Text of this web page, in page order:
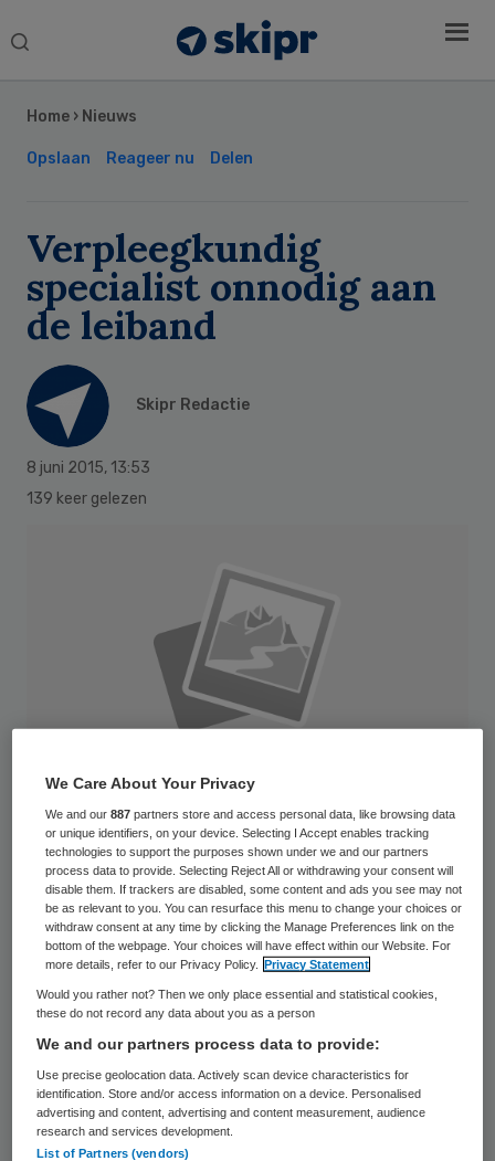
Search
Home › Nieuws
Opslaan Reageer nu Delen
Verpleegkundig
specialist onnodig aan
de leiband
Skipr Redactie
8 juni 2015, 13:53
139 keer gelezen
AppleMark
Verpleegkundig specialisten en physician
assistants voeren veel minder taken uit dan
ze wettelijk mogen. Dat blijkt uit onderzoek
van het instituut Beleid & Management
Gezondheidszorg (iBMG) van de Erasmus
Universiteit Rotterdam. Als de wettelijke
bevoegdheden van beide beroepsgroepen
Sidebar
We Care About Your Privacy
We and our887 partners store and access personal data, like browsing data
or unique identifiers, on your device. Selecting I Accept enables tracking
technologies to support the purposes shown under we and our partners
process data to provide. Selecting Reject All or withdrawing your consent will
disable them. If trackers are disabled, some content and ads you see may not
be as relevant to you. You can resurface this menu to change your choices or
withdraw consent at any time by clicking the Manage Preferences link on the
bottom of the webpage. Your choices will have effect within our Website. For
more details, refer to our Privacy Policy.
Privacy Statement
Would you rather not? Then we only place essential and statistical cookies,
these do not record any data about you as a person
We and our partners process data to provide:
Use precise geolocation data. Actively scan device characteristics for
identification. Store and/or access information on a device. Personalised
advertising and content, advertising and content measurement, audience
research and services development.
List of Partners (vendors)